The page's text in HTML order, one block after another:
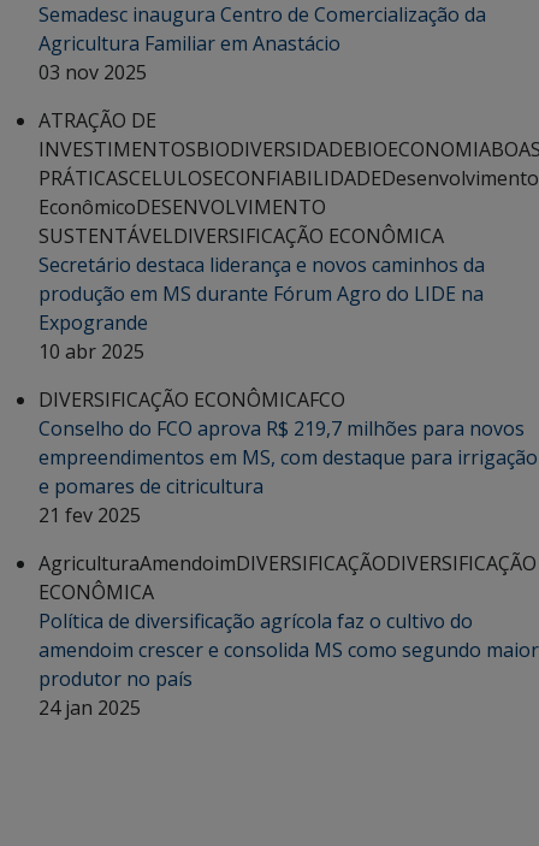
Semadesc inaugura Centro de Comercialização da
Agricultura Familiar em Anastácio
03 nov 2025
ATRAÇÃO DE
INVESTIMENTOSBIODIVERSIDADEBIOECONOMIA
PRÁTICASCELULOSECONFIABILIDADEDesenvolvimento
EconômicoDESENVOLVIMENTO
SUSTENTÁVELDIVERSIFICAÇÃO ECONÔMICA
Secretário destaca liderança e novos caminhos da
produção em MS durante Fórum Agro do LIDE na
Expogrande
10 abr 2025
DIVERSIFICAÇÃO ECONÔMICAFCO
Conselho do FCO aprova R$ 219,7 milhões para novos
empreendimentos em MS, com destaque para irrigação
e pomares de citricultura
21 fev 2025
AgriculturaAmendoimDIVERSIFICAÇÃODIVERSIFICAÇÃO
ECONÔMICA
Política de diversificação agrícola faz o cultivo do
amendoim crescer e consolida MS como segundo maior
produtor no país
24 jan 2025